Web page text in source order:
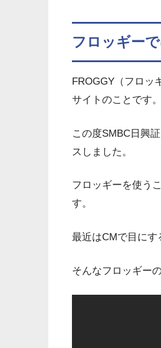
フロッギー
FROGGY（フロッ
サイトのことです。
この度SMBC日興
スしました。
フロッギーを使うこ
す。
最近はCMで目にす
そんなフロッギー